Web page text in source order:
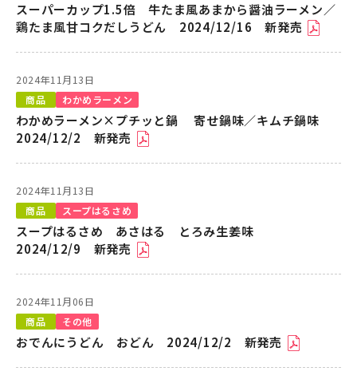
スーパーカップ1.5倍 牛たま風あまから醤油ラーメン／
鶏たま風甘コクだしうどん 2024/12/16 新発売
2024年11月13日
商品
わかめラーメン
わかめラーメン×プチッと鍋 寄せ鍋味／キムチ鍋味
2024/12/2 新発売
2024年11月13日
商品
スープはるさめ
スープはるさめ あさはる とろみ生姜味
2024/12/9 新発売
2024年11月06日
商品
その他
おでんにうどん おどん 2024/12/2 新発売